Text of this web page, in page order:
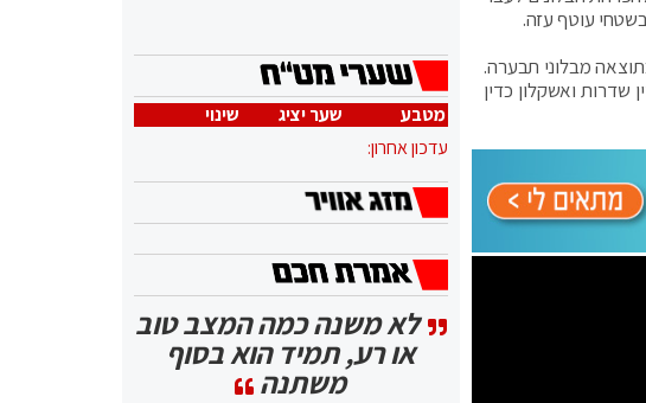
בעוטף עזה כתוצאה מבלוני תבערה.
ואשקלון כדין
מטבע שער יציג
שינוי
עדכון אחרון:
לא משנה כמה המצב טוב
או רע, תמיד הוא בסוף
משתנה